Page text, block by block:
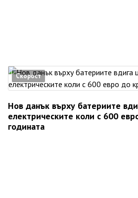
Скорост
Нов данък върху батериите
електрическите коли с 600
годината